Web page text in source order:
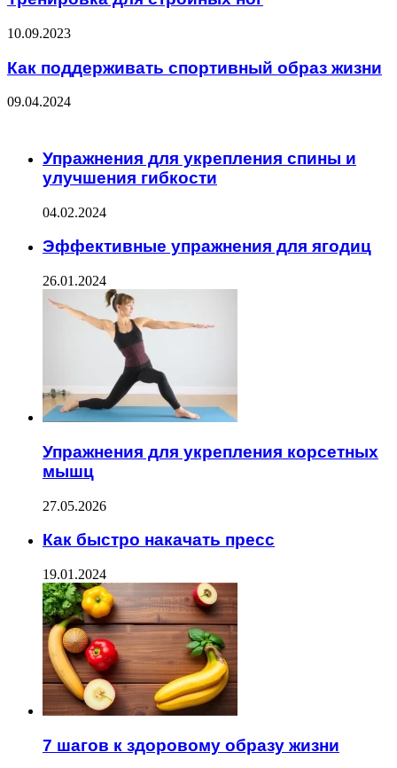
10.09.2023
Как поддерживать спортивный образ жизни
09.04.2024
Упражнения для укрепления спины и
улучшения гибкости
04.02.2024
Эффективные упражнения для ягодиц
26.01.2024
Упражнения для укрепления корсетных
мышц
27.05.2026
Как быстро накачать пресс
19.01.2024
7 шагов к здоровому образу жизни